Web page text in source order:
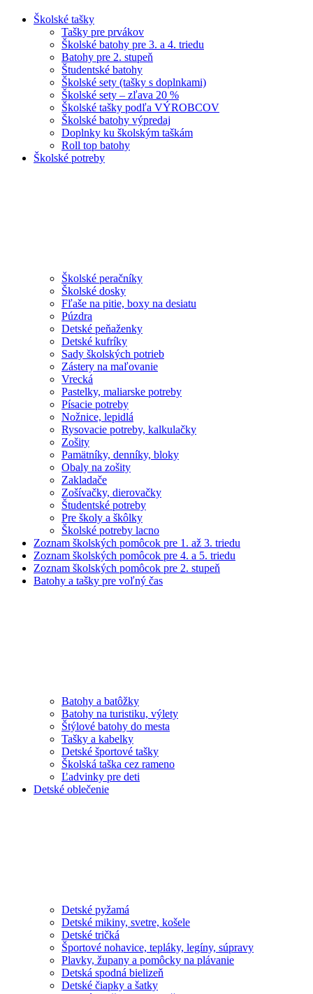
Školské tašky
Tašky pre prvákov
Školské batohy pre 3. a 4. triedu
Batohy pre 2. stupeň
Študentské batohy
Školské sety (tašky s doplnkami)
Školské sety – zľava 20 %
Školské tašky podľa VÝROBCOV
Školské batohy výpredaj
Doplnky ku školským taškám
Roll top batohy
Školské potreby
Školské peračníky
Školské dosky
Fľaše na pitie, boxy na desiatu
Púzdra
Detské peňaženky
Detské kufríky
Sady školských potrieb
Zástery na maľovanie
Vrecká
Pastelky, maliarske potreby
Písacie potreby
Nožnice, lepidlá
Rysovacie potreby, kalkulačky
Zošity
Pamätníky, denníky, bloky
Obaly na zošity
Zakladače
Zošívačky, dierovačky
Študentské potreby
Pre školy a škôlky
Školské potreby lacno
Zoznam školských pomôcok pre 1. až 3. triedu
Zoznam školských pomôcok pre 4. a 5. triedu
Zoznam školských pomôcok pre 2. stupeň
Batohy a tašky pre voľný čas
Batohy a batôžky
Batohy na turistiku, výlety
Štýlové batohy do mesta
Tašky a kabelky
Detské športové tašky
Školská taška cez rameno
Ľadvinky pre deti
Detské oblečenie
Detské pyžamá
Detské mikiny, svetre, košele
Detské tričká
Športové nohavice, tepláky, legíny, súpravy
Plavky, župany a pomôcky na plávanie
Detská spodná bielizeň
Detské čiapky a šatky